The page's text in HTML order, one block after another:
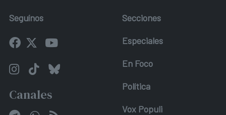
Seguínos
Canales
Secciones
Especiales
En Foco
Política
Vox Populi